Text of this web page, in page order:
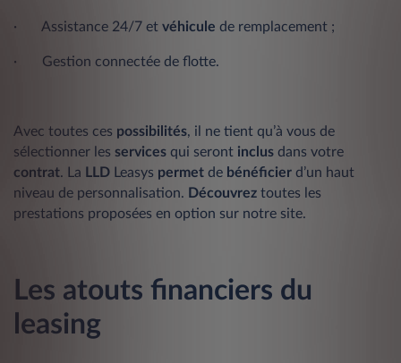
· Assistance 24/7 et véhicule de remplacement ;
· Gestion connectée de flotte.
Avec toutes ces possibilités, il ne tient qu’à vous de
sélectionner les services qui seront inclus dans votre
contrat. La LLD Leasys permet de bénéficier d’un haut
niveau de personnalisation. Découvrez toutes les
prestations proposées en option sur notre site.
Les atouts financiers du
leasing